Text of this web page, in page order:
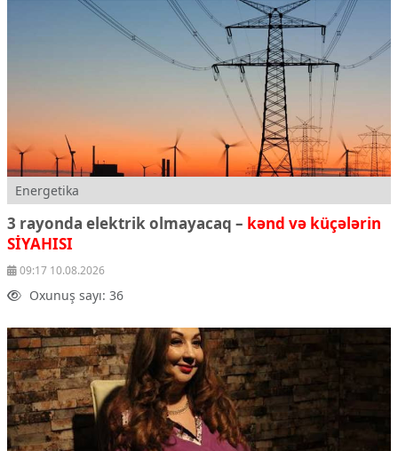
Ekologiya
Gənclər və İdman
Sosium
Mənəvi dəyərlər
Texnologiya
Mətbuat-150
Əlaqə
Energetika
3 rayonda elektrik olmayacaq – kənd və küçələrin
SİYAHISI
09:17 10.08.2026
Oxunuş sayı: 36